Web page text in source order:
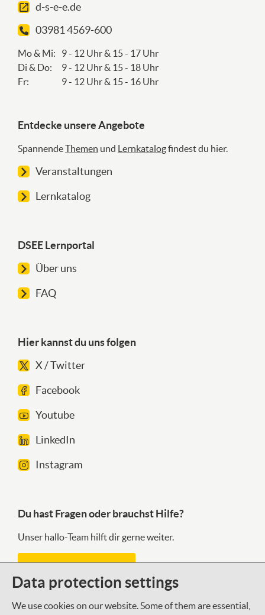
d-s-e-e.de
03981 4569-600
Mo & Mi:
Di & Do:
Fr:
9 - 12 Uhr & 15 - 17 Uhr
9 - 12 Uhr & 15 - 18 Uhr
9 - 12 Uhr & 15 - 16 Uhr
Entdecke unsere Angebote
SpannendeThemen und Lernkatalogfindest du hier.
Veranstaltungen
Lernkatalog
DSEE Lernportal
Über uns
FAQ
Hier kannst du uns folgen
X / Twitter
Facebook
Youtube
LinkedIn
Instagram
Du hast Fragen oder brauchst Hilfe?
Unser hallo-Team hilft dir gerne weiter.
Data protection settings
We use cookies on our website. Some of them are essential,